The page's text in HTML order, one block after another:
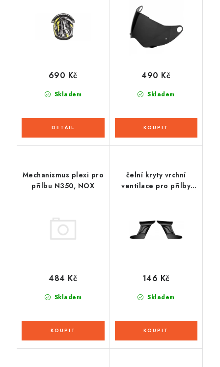
Skladem
690 Kč
Skladem
490 Kč
Mechanismus plexi pro
přilbu N350, NOX
Skladem
484 Kč
čelní kryty vrchní
ventilace pro přilby
Skladem
146 Kč